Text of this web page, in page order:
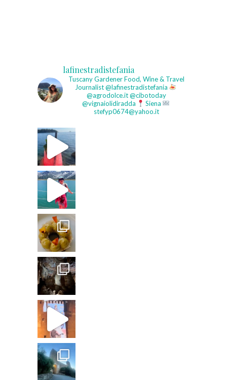
lafinestradistefania
Tuscany GardenerFood, Wine & Travel
Journalist@lafinestradistefania
@agrodolce.it @cibotoday
@vignaiolidiradda
Siena
stefyp0674@yahoo.it